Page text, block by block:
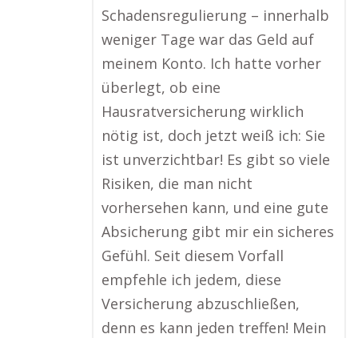
Schadensregulierung – innerhalb
weniger Tage war das Geld auf
meinem Konto. Ich hatte vorher
überlegt, ob eine
Hausratversicherung wirklich
nötig ist, doch jetzt weiß ich: Sie
ist unverzichtbar! Es gibt so viele
Risiken, die man nicht
vorhersehen kann, und eine gute
Absicherung gibt mir ein sicheres
Gefühl. Seit diesem Vorfall
empfehle ich jedem, diese
Versicherung abzuschließen,
denn es kann jeden treffen! Mein